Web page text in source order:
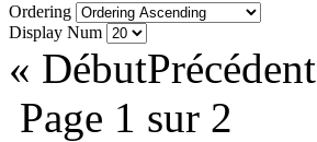
Ordering
Display Num
« DébutPrécédent
Page 1 sur 2